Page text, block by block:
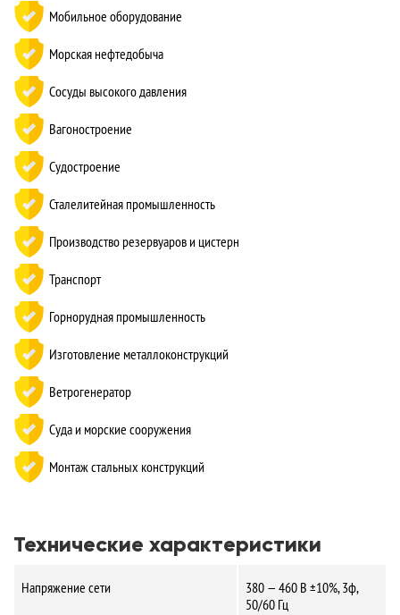
Мобильное оборудование
Морская нефтедобыча
Сосуды высокого давления
Вагоностроение
Судостроение
Сталелитейная промышленность
Производство резервуаров и цистерн
Транспорт
Горнорудная промышленность
Изготовление металлоконструкций
Ветрогенератор
Суда и морские сооружения
Монтаж стальных конструкций
Технические характеристики
Напряжение сети
380 — 460 В ±10%, 3ф,
50/60 Гц